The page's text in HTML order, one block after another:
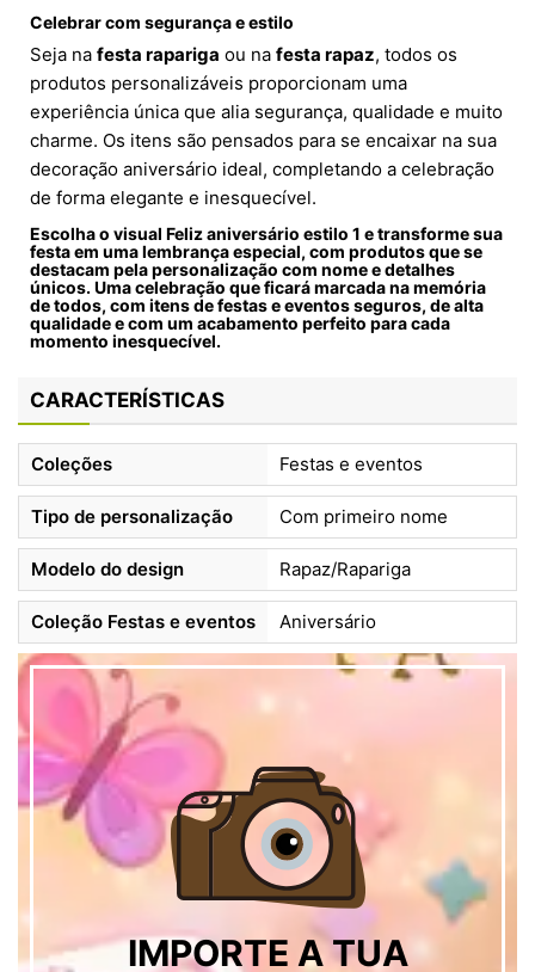
Celebrar com segurança e estilo
Seja na festa rapariga ou na festa rapaz, todos os
produtos personalizáveis proporcionam uma
experiência única que alia segurança, qualidade e muito
charme. Os itens são pensados para se encaixar na sua
decoração aniversário ideal, completando a celebração
de forma elegante e inesquecível.
Escolha o visual Feliz aniversário estilo 1 e transforme sua
festa em uma lembrança especial, com produtos que se
destacam pela personalização com nome e detalhes
únicos. Uma celebração que ficará marcada na memória
de todos, com itens de festas e eventos seguros, de alta
qualidade e com um acabamento perfeito para cada
momento inesquecível.
CARACTERÍSTICAS
Coleções Festas e eventos
Tipo de personalização Com primeiro nome
Modelo do design Rapaz/Rapariga
Coleção Festas e eventos Aniversário
IMPORTE A TUA